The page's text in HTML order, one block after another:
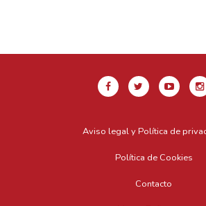
Aviso legal y Política de
Política de Cookies
Contacto